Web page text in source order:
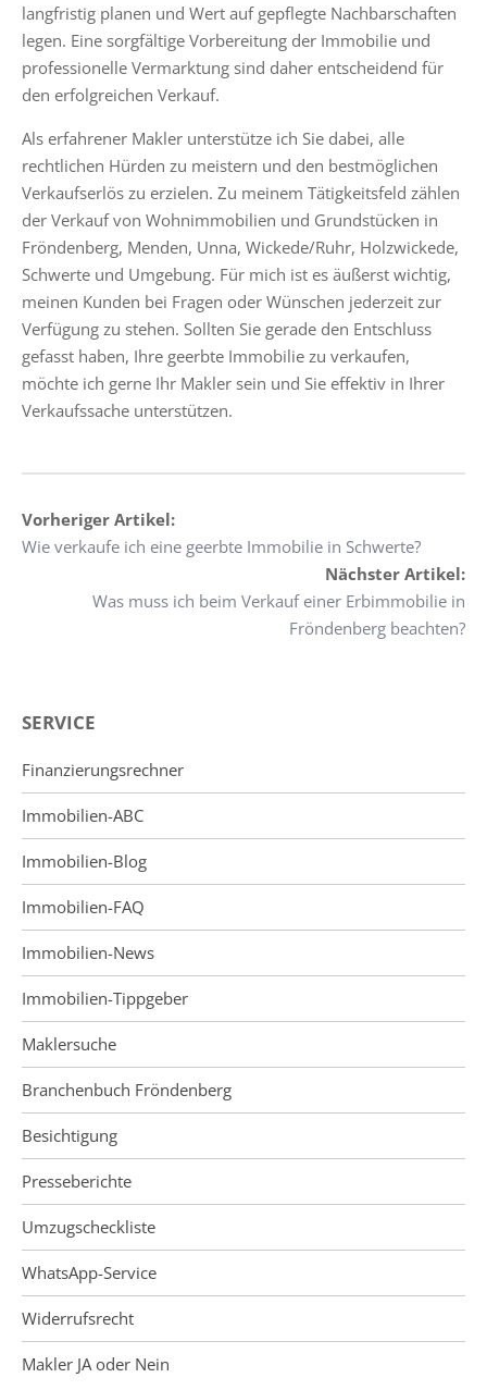
langfristig planen und Wert auf gepflegte Nachbarschaften
legen. Eine sorgfältige Vorbereitung der Immobilie und
professionelle Vermarktung sind daher entscheidend für
den erfolgreichen Verkauf.
Als erfahrener Makler unterstütze ich Sie dabei, alle
rechtlichen Hürden zu meistern und den bestmöglichen
Verkaufserlös zu erzielen. Zu meinem Tätigkeitsfeld zählen
der Verkauf von Wohnimmobilien und Grundstücken in
Fröndenberg, Menden, Unna, Wickede/Ruhr, Holzwickede,
Schwerte und Umgebung. Für mich ist es äußerst wichtig,
meinen Kunden bei Fragen oder Wünschen jederzeit zur
Verfügung zu stehen. Sollten Sie gerade den Entschluss
gefasst haben, Ihre geerbte Immobilie zu verkaufen,
möchte ich gerne Ihr Makler sein und Sie effektiv in Ihrer
Verkaufssache unterstützen.
Vorheriger Artikel:
Wie verkaufe ich eine geerbte Immobilie in Schwerte?
Nächster Artikel:
Was muss ich beim Verkauf einer Erbimmobilie in
Fröndenberg beachten?
SERVICE
Finanzierungsrechner
Immobilien-ABC
Immobilien-Blog
Immobilien-FAQ
Immobilien-News
Immobilien-Tippgeber
Maklersuche
Branchenbuch Fröndenberg
Besichtigung
Presseberichte
Umzugscheckliste
WhatsApp-Service
Widerrufsrecht
Makler JA oder Nein